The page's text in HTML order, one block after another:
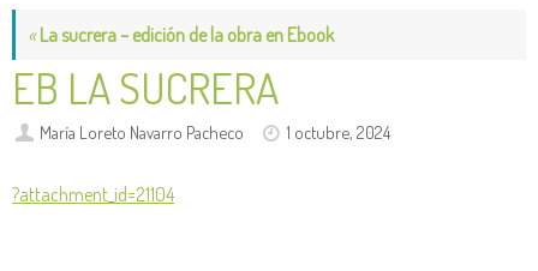
«La sucrera – edición de la obra en Ebook
EB LA SUCRERA
María Loreto Navarro Pacheco 1 octubre, 2024
?attachment_id=21104